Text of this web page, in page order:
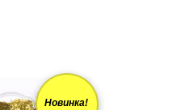
Новинка!